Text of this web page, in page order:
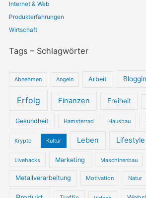
Internet & Web
Produkterfahrungen
Wirtschaft
Tags – Schlagwörter
Abnehmen Angeln Arbeit
Erfolg Finanzen Freiheit
Gesundheit Hamsterrad Hausbau
Krypto Kultur Leben Lifestyle
Livehacks Marketing Maschinenbau
Metallverarbeitung Motivation Natur